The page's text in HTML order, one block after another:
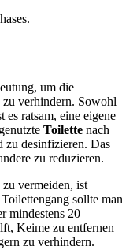
um die
verhindern. Sowohl
es ratsam, eine eigene
Toilette nach
zu desinfizieren. Das
zu reduzieren.
vermeiden, ist
sollte man
mindestens 20
Keime zu entfernen
zu verhindern.